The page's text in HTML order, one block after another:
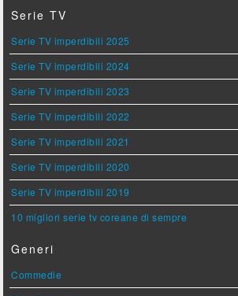
Serie TV
Serie TV imperdibili 2025
Serie TV imperdibili 2024
Serie TV imperdibili 2023
Serie TV imperdibili 2022
Serie TV imperdibili 2021
Serie TV imperdibili 2020
Serie TV imperdibili 2019
10 migliori serie tv coreane di sempre
Generi
Commedie